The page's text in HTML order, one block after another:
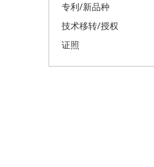
专利/新品种
技术移转/授权
证照